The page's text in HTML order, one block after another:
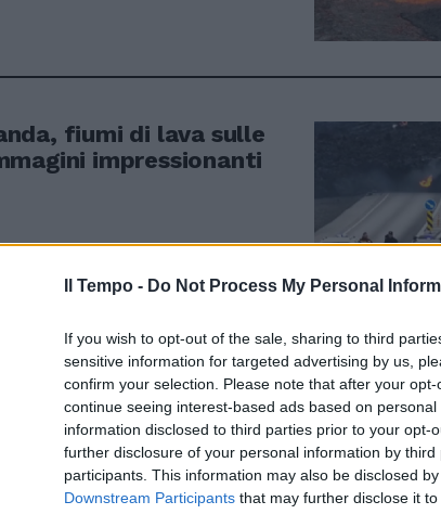
Il Tempo - Do Not Process My Personal
If you wish to opt-out of the sale, sharing to third
sensitive information for targeted advertising by us,
confirm your selection. Please note that after your
continue seeing interest-based ads based on
information disclosed to third parties prior to your opt-
further disclosure of your personal information by third
participants. This information may also be disclosed
Downstream Participants that may further disclose it
fiumi di lava sulle
impressionanti
magna": il vulcano
nella terra | VIDEO